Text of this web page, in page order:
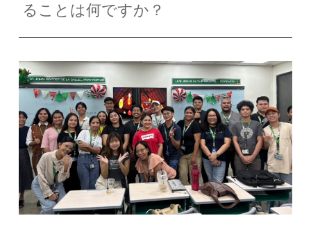
ることは何ですか？